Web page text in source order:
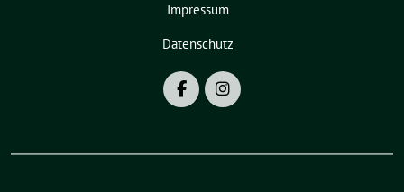
Impressum
Datenschutz